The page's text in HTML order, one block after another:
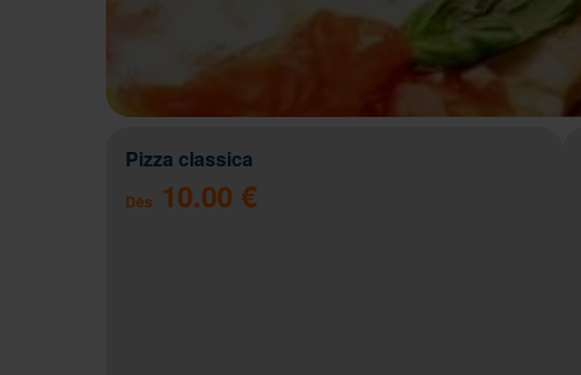
Pizza classica
Dès 10.00 €